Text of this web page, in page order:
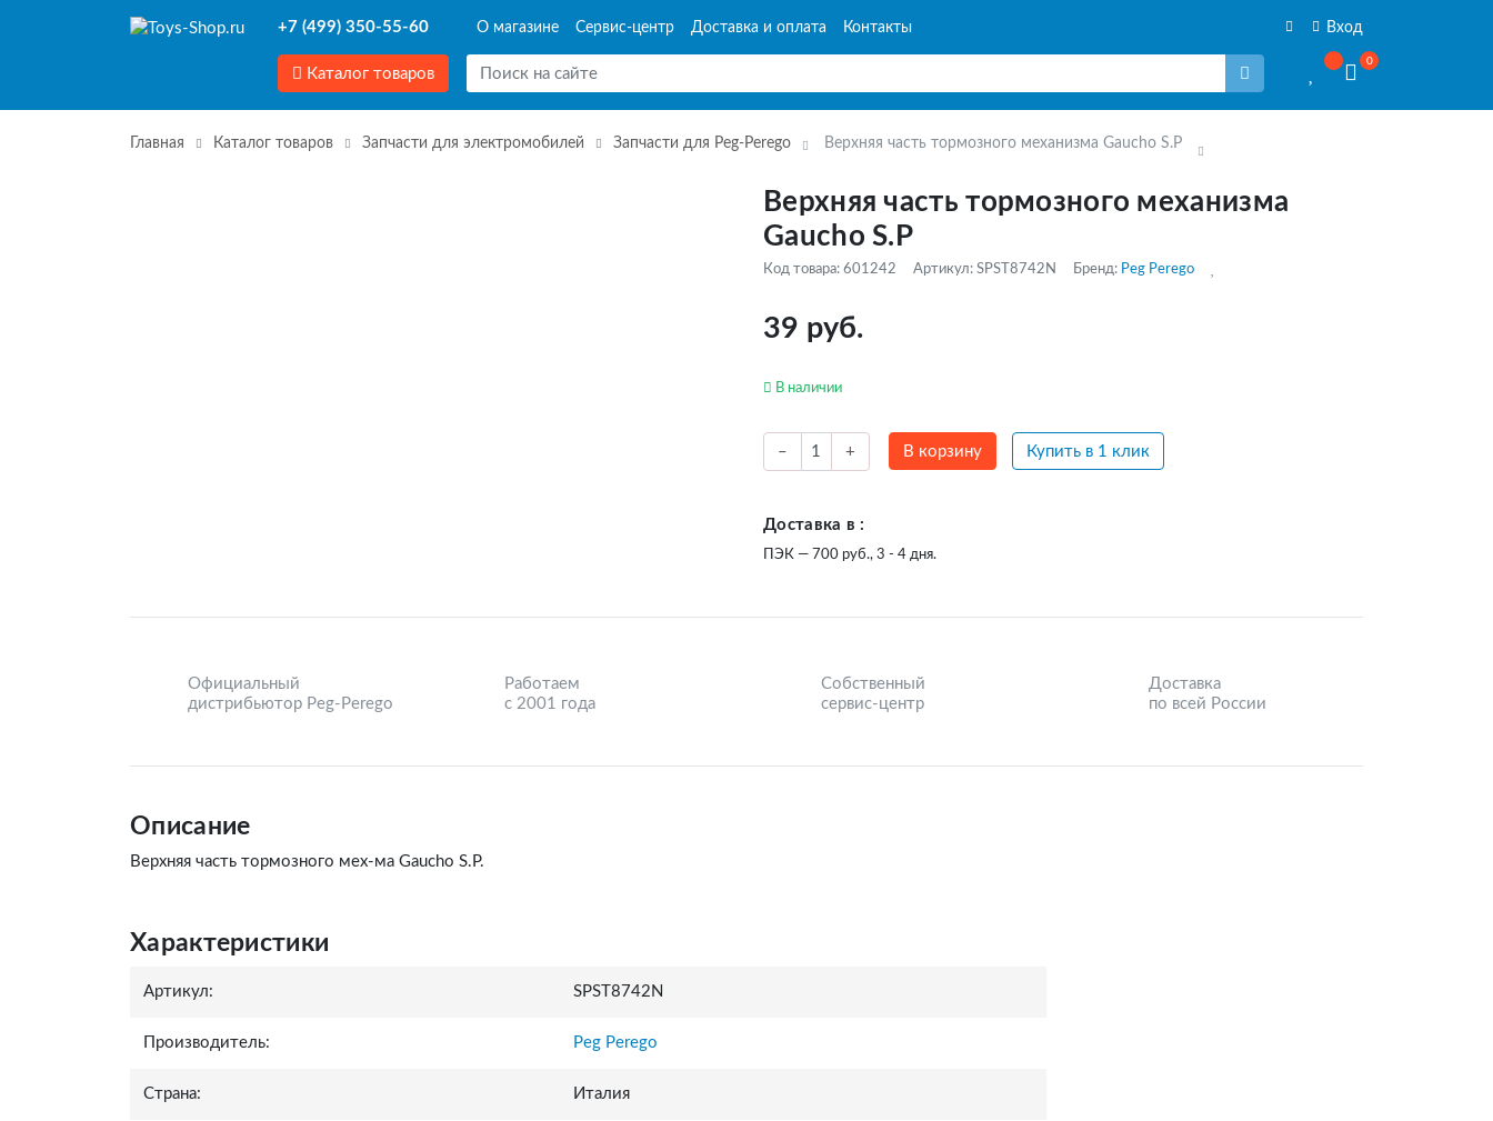
+7 (499) 350-55-60 О магазине Сервис-центр Доставка и оплата Контакты Вход
Каталог товаров
0
Главная Каталог товаров Запчасти для электромобилей Запчасти для Peg-Perego Верхняя часть тормозного механизма Gaucho S.P
Верхняя часть тормозного механизма
Gaucho S.P
Код товара: 601242 Артикул: SPST8742N Бренд: Peg Perego
39 руб.
В наличии
– + В корзину Купить в 1 клик
Доставка в :
ПЭК — 700 руб., 3 - 4 дня.
Официальный
дистрибьютор Peg-Perego
Работаем
с 2001 года
Собственный
сервис-центр
Доставка
по всей России
Описание
Верхняя часть тормозного мех-ма Gaucho S.P.
Характеристики
Артикул: SPST8742N
Производитель: Peg Perego
Страна: Италия